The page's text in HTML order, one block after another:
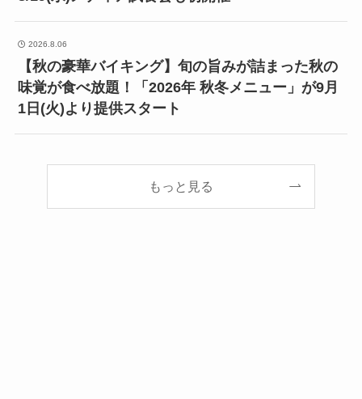
2026.8.06
【秋の豪華バイキング】旬の旨みが詰まった秋の
味覚が食べ放題！「2026年 秋冬メニュー」が9月
1日(火)より提供スタート
もっと見る